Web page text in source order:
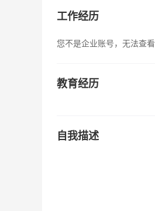
工作经历
您不是企业账号，无法查看
教育经历
自我描述